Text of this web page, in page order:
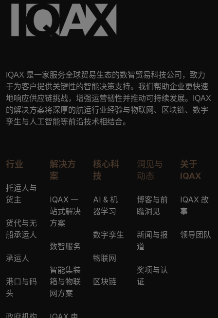
IQAX 是一家服务全球贸易生态的数智贸易科技公司，致力
于为客户提供关键性的智能决策支持。我们帮助企业更快速
地响应供应链挑战，增强运营韧性并推动可持续发展。
IQAX
的解决方案将深厚的航运行业经验与物联网、区块链、数字
孪生与人工智能等前沿技术相结合。
行业
托运人与
货主
货代与无
船承运人
承运人
港口与码
头
解决方
案
IQAX 一
站式解决
方案
数智服务
智能集装
箱与物联
网方案
核心科
技
AI & 机
器学习
数字孪生
物联网
区块链
洞见与
动态
博客与前
瞻洞见
新闻与报
道
奖项与认
证
关于
IQAX
IQAX 故
事
领导团队